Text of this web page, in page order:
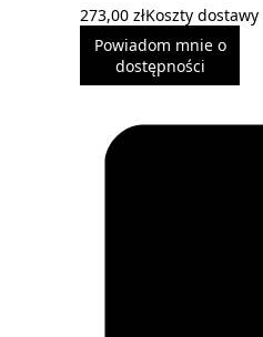
273,00 złKoszty dostawy
Powiadom mnie o
dostępności